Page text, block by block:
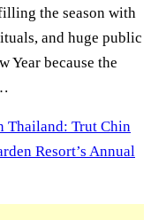
the season with
and huge public
Year because the
Thailand: Trut Chin
Resort’s Annual